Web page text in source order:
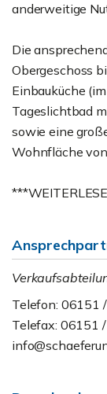
anderweitige
Die
Obergeschoss
Einbauküche
Tageslichtbad
sowie eine
Wohnfläche von
Telefon: 06151
Telefax: 06151